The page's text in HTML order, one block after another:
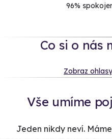
96%
Co si o nás
Zobraz ohlasy
Vše umíme
Jeden nikdy neví.